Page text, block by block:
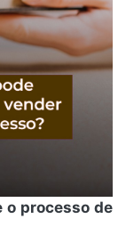
o processo de